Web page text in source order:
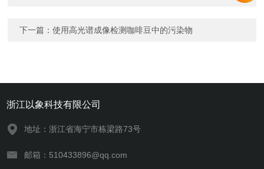
下一篇：使用高光谱成像检测咖啡豆中的污染物
浙江以象科技有限公司
地址：浙江省海宁市栋梁路73号
邮箱：510433896@qq.com